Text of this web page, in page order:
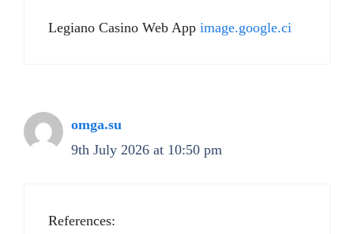
Legiano Casino Web App image.google.ci
omga.su
9th July 2026 at 10:50 pm
References: